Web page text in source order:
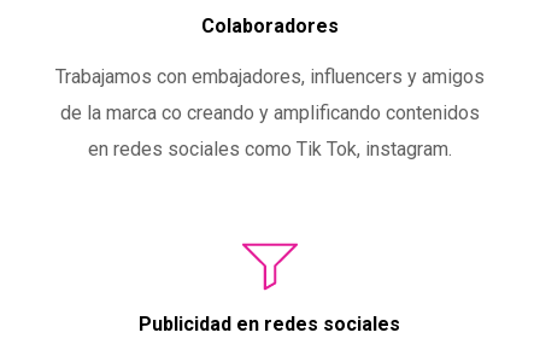
Colaboradores
Trabajamos con embajadores, influencers y amigos
de la marca co creando y amplificando contenidos
en redes sociales como Tik Tok, instagram.
Publicidad en redes sociales